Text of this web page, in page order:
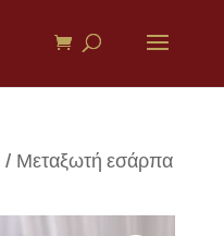
/ Μεταξωτή εσάρπα